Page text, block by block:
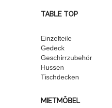
TABLE TOP
Einzelteile
Gedeck
Geschirrzubehör
Hussen
Tischdecken
MIETMÖBEL